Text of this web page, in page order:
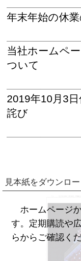
年末年始の休
当社ホームペ
ついて
2019年10月3
詫び
見本紙をダウンロー
ホームページ
す。定期購読や
らからご確認くだ